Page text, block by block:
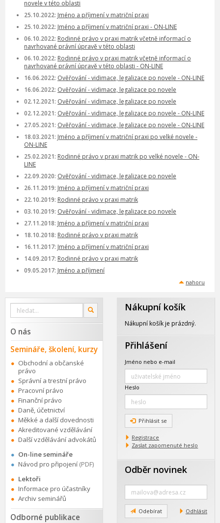
novele v této oblasti
25.10.2022: Jméno a příjmení v matriční praxi
25.10.2022: Jméno a příjmení v matriční praxi - ON-LINE
06.10.2022: Rodinné právo v praxi matrik včetně informací o
navrhované právní úpravě v této oblasti
06.10.2022: Rodinné právo v praxi matrik včetně informací o
navrhované právní úpravě v této oblasti - ON-LINE
16.06.2022: Ověřování - vidimace, legalizace po novele - ON-LINE
16.06.2022: Ověřování - vidimace, legalizace po novele
02.12.2021: Ověřování - vidimace, legalizace po novele
02.12.2021: Ověřování - vidimace, legalizace po novele - ON-LINE
27.05.2021: Ověřování - vidimace, legalizace po novele - ON-LINE
18.03.2021: Jméno a příjmení v matriční praxi po velké novele -
ON-LINE
25.02.2021: Rodinné právo v praxi matrik po velké novele - ON-
LINE
22.09.2020: Ověřování - vidimace, legalizace po novele
26.11.2019: Jméno a příjmení v matriční praxi
22.10.2019: Rodinné právo v praxi matrik
03.10.2019: Ověřování - vidimace, legalizace po novele
27.11.2018: Jméno a příjmení v matriční praxi
18.10.2018: Rodinné právo v praxi matrik
16.11.2017: Jméno a příjmení v matriční praxi
14.09.2017: Rodinné právo v praxi matrik
09.05.2017: Jméno a příjmení
nahoru
Vyhledat
webu
OK
O nás
Semináře, školení, kurzy
Obchodní a občanské
právo
Správní a trestní právo
Pracovní právo
Finanční právo
Daně, účetnictví
Měkké a další dovednosti
Akreditované vzdělávání
Další vzdělávání advokátů
On-line semináře
Návod pro připojení (PDF)
Lektoři
Informace pro účastníky
Archiv seminářů
Odborné publikace
Nákupní košík
Nákupní košík je prázdný.
Přihlášení
Jméno nebo e-mail
Heslo
Přihlásit se
Registrace
Zaslat zapomenuté heslo
Odběr novinek
Zadejte
mail
Odebírat Odhlásit